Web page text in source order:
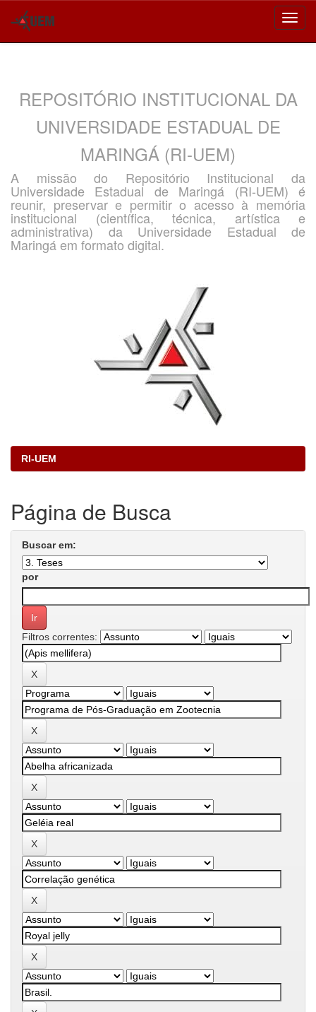
REPOSITÓRIO INSTITUCIONAL DA
UNIVERSIDADE ESTADUAL DE
MARINGÁ (RI-UEM)
A missão do Repositório Institucional da
Universidade Estadual de Maringá (RI-UEM) é
reunir, preservar e permitir o acesso à memória
institucional (científica, técnica, artística e
administrativa) da Universidade Estadual de
Maringá em formato digital.
RI-UEM
Página de Busca
Buscar em:
por
Filtros correntes: